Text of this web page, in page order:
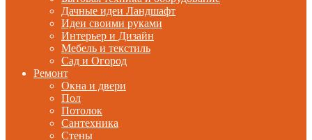
Дачные идеи Ландшафт
Идеи своими руками
Интерьер и Дизайн
Мебель и текстиль
Сад и Огород
Ремонт
Окна и двери
Пол
Потолок
Сантехника
Стены